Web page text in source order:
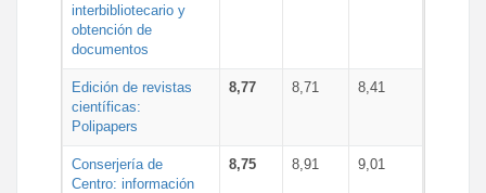
interbibliotecario y
obtención de
documentos
Edición de revistas
científicas:
Polipapers
8,77 8,71 8,41
Conserjería de
Centro: información
8,75 8,91 9,01